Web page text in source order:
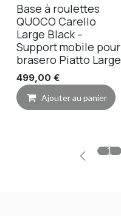
Base à roulettes
QUOCO Carello
Large Black –
Support mobile pour
brasero Piatto Large
499,00 €
Ajouter au panier
1